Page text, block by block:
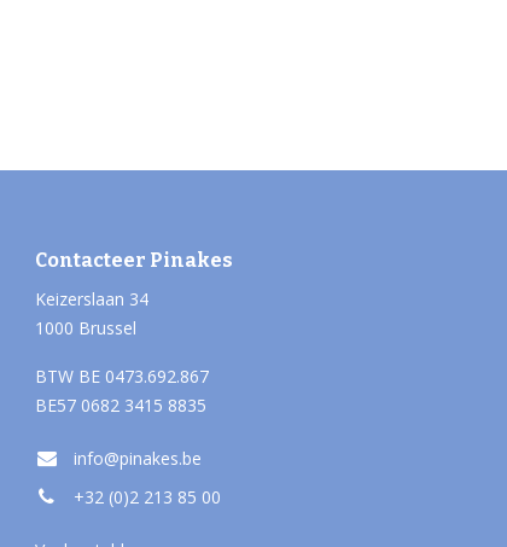
Contacteer Pinakes
Keizerslaan 34
1000 Brussel
BTW BE 0473.692.867
BE57 0682 3415 8835
info@pinakes.be
+32 (0)2 213 85 00